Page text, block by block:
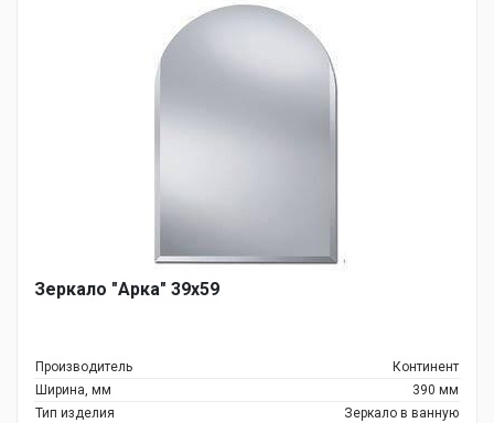
Зеркало "Арка" 39х59
Производитель
Континент
Ширина, мм
390 мм
Тип изделия
Зеркало в ванную